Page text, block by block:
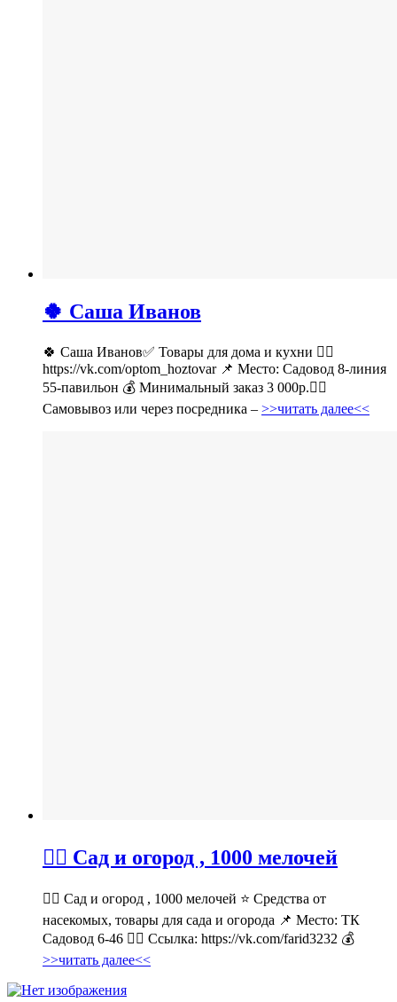
🍀 Саша Иванов
🍀 Саша Иванов✅ Товары для дома и кухни 👉🏻
https://vk.com/optom_hoztovar 📌 Место: Садовод 8-линия
55-павильон 💰 Минимальный заказ 3 000р.🚶‍♀
Самовывоз или через посредника – >>читать далее<<
💁‍♂ Сад и огород , 1000 мелочей
💁‍♂ Сад и огород , 1000 мелочей ⭐ Средства от
насекомых, товары для сада и огорода 📌 Место: ТК
Садовод 6-46 👉🏻 Ссылка: https://vk.com/farid3232 💰
>>читать далее<<